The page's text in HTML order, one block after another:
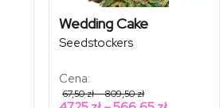
Wedding Cake
Seedstockers
Cena:
67,50zł–809,50złZakres
cen: